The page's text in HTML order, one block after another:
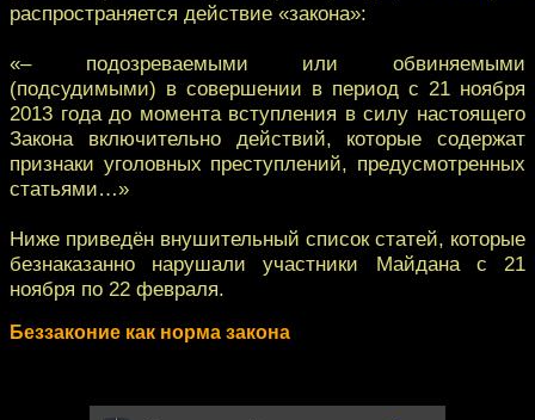
распространяется действие «закона»:
«– подозреваемыми или обвиняемыми
(подсудимыми) в совершении в период с 21 ноября
2013 года до момента вступления в силу настоящего
Закона включительно действий, которые содержат
признаки уголовных преступлений, предусмотренных
статьями…»
Ниже приведён внушительный список статей, которые
безнаказанно нарушали участники Майдана с 21
ноября по 22 февраля.
Беззаконие как норма закона